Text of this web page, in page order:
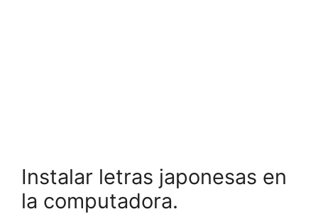
Instalar letras japonesas en
la computadora.